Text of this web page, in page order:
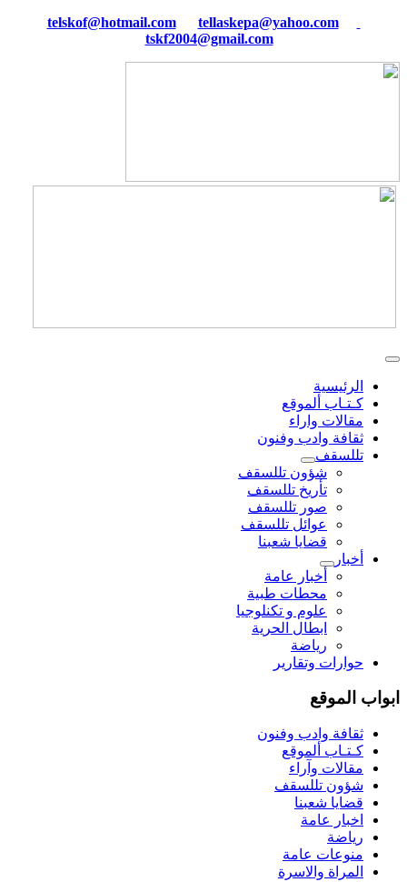
tellaskepa@yahoo.com
tskf2004@gmail.com
الرئيسية
كـتـاب ألموقع
مقالات واراء
ثقافة وادب وفنون
تللسقف
شؤون تللسقف
تأريخ تللسقف
صور تللسقف
عوائل تللسقف
قضايا شعبنا
أخبار
أخبار عامة
محطات طبية
علوم و تکنلوجیا
ابطال الحرية
رياضة
حوارات وتقارير
ابواب الموقع
ثقافة وادب وفنون
كـتـاب ألموقع
مقالات وآراء
شؤون تللسقف
قضايا شعبنا
اخبار عامة
رياضة
منوعات عامة
المراة والاسرة